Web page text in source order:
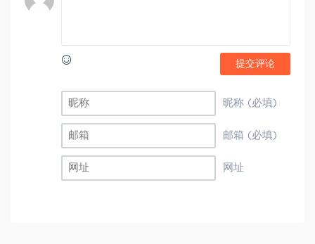
提交评论
昵称 (必填)
邮箱 (必填)
网址